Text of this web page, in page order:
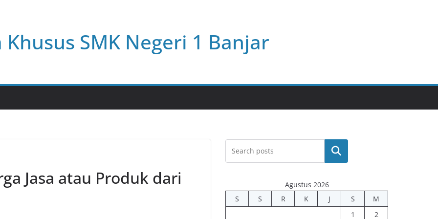
SMK Negeri 1 Banjar
Jasa atau Produk dari
Cari
Agustus 2026
S
S R K J S
M
1
2